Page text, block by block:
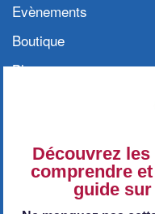
Evènements
Boutique
Blog
Conditions
confidentialité